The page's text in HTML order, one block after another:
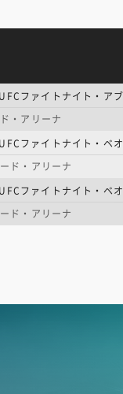
・アリーナ
ド・アリーナ
ド・アリーナ